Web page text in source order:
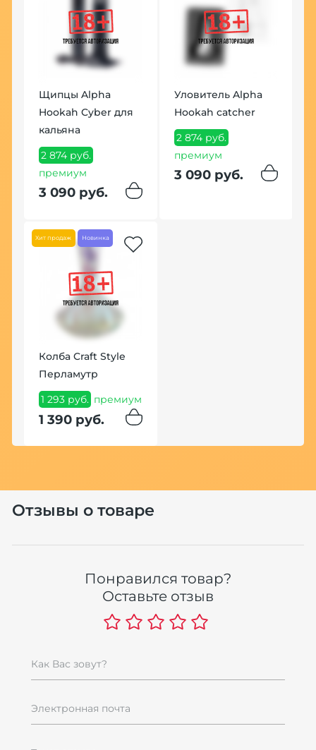
Щипцы Alpha
Hookah Cyber для
кальяна
2 874 руб.
премиум
3 090 руб.
Уловитель Alpha
Hookah catcher
2 874 руб.
премиум
3 090 руб.
Хит продаж Новинка
Колба Craft Style
Перламутр
1 293 руб. премиум
1 390 руб.
Отзывы о товаре
Понравился товар?
Оставьте отзыв
Как Вас зовут?
Электронная почта